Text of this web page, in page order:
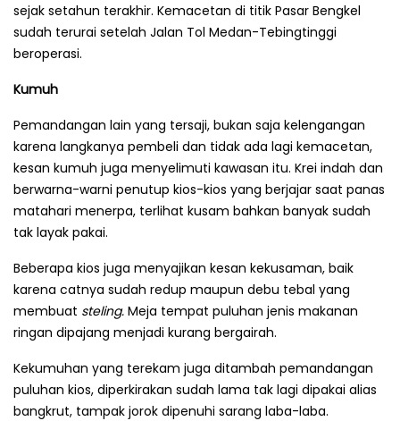
sejak setahun terakhir. Kemacetan di titik Pasar Bengkel
sudah terurai setelah Jalan Tol Medan-Tebingtinggi
beroperasi.
Kumuh
Pemandangan lain yang tersaji, bukan saja kelengangan
karena langka­nya pembeli dan tidak ada lagi kemace­tan,
kesan kumuh juga menyelimuti kawasan itu. Krei indah dan
berwarna-warni penutup kios-kios yang berjajar saat panas
matahari menerpa, terlihat kusam bahkan banyak sudah
tak layak pakai.
Beberapa kios juga menyajikan kesan kekusaman, baik
karena catnya sudah redup maupun debu tebal yang
membuat steling. Meja tempat puluhan jenis makanan
ringan dipajang menjadi kurang bergairah.
Kekumuhan yang terekam juga ditambah pemandangan
puluhan kios, diperkirakan sudah lama tak lagi dipakai alias
bangkrut, tampak jorok dipenuhi sarang laba-laba.